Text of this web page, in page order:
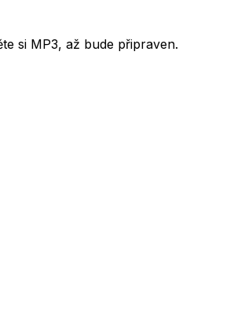
si MP3, až bude připraven.